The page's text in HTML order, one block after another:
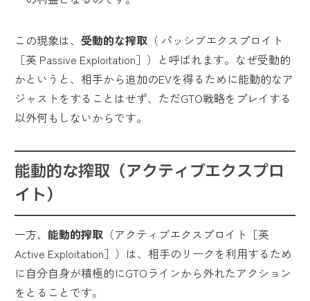
この現象は、 受動的な搾取（ パッシブエクスプロイト
［英 Passive Exploitation］）と呼ばれます。なぜ受動的
かというと、相手から追加のEVを得るために能動的なア
ジャストをすることはせず、ただGTO戦略をプレイする
以外何もしないからです。
能動的な搾取（アクティブエクスプロ
イト）
一方、 能動的搾取（アクティブエクスプロイト［英
Active Exploitation］）は、相手のリークを利用するため
に自分自身が積極的にGTOラインから外れたアクション
をとることです。